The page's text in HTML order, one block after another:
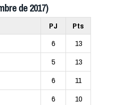
de 2017)
PJ
Pts
6
13
5
13
6
11
6
10